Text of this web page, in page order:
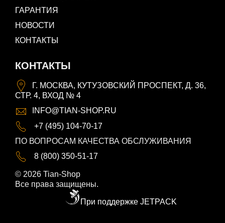
ГАРАНТИЯ
НОВОСТИ
КОНТАКТЫ
КОНТАКТЫ
Г. МОСКВА, КУТУЗОВСКИЙ ПРОСПЕКТ, Д. 36,
СТР. 4, ВХОД № 4
INFO@TIAN-SHOP.RU
+7 (495) 104-70-17
ПО ВОПРОСАМ КАЧЕСТВА ОБСЛУЖИВАНИЯ
8 (800) 350-51-17
© 2026 Tian-Shop
Все права защищены.
При поддержке JETPACK